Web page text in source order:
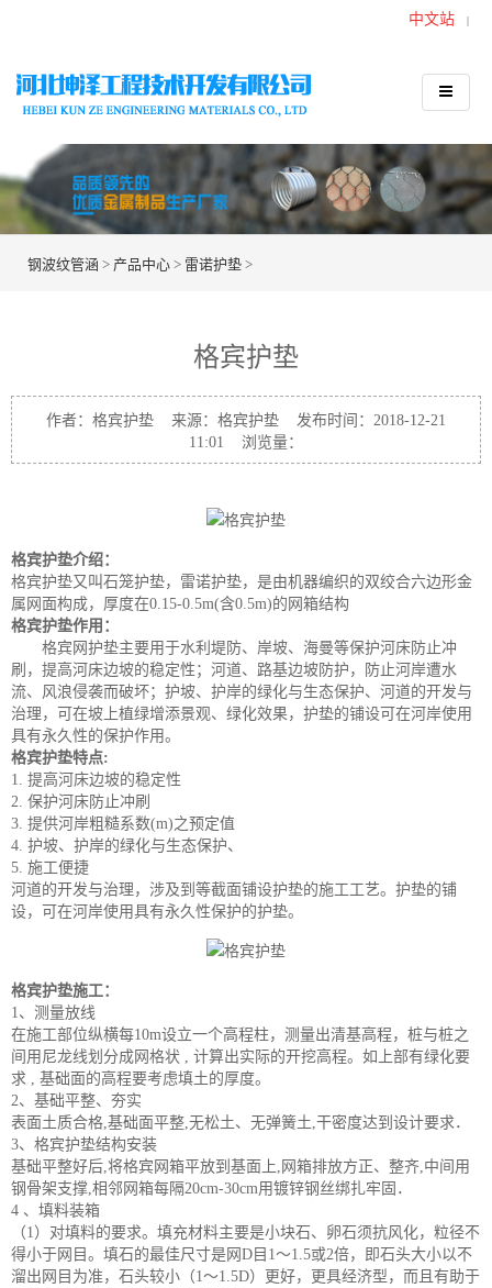
中文站 |
钢波纹管涵 > 产品中心 > 雷诺护垫 >
格宾护垫
作者：格宾护垫 来源：格宾护垫 发布时间：2018-12-21
11:01 浏览量：
格宾护垫介绍：
格宾护垫又叫石笼护垫，雷诺护垫，是由机器编织的双绞合六边形金
属网面构成，厚度在0.15-0.5m(含0.5m)的网箱结构
格宾护垫作用：
格宾网护垫主要用于水利堤防、岸坡、海曼等保护河床防止冲
刷，提高河床边坡的稳定性；河道、路基边坡防护，防止河岸遭水
流、风浪侵袭而破坏；护坡、护岸的绿化与生态保护、河道的开发与
治理，可在坡上植绿增添景观、绿化效果，护垫的铺设可在河岸使用
具有永久性的保护作用。
格宾护垫特点:
1. 提高河床边坡的稳定性
2. 保护河床防止冲刷
3. 提供河岸粗糙系数(m)之预定值
4. 护坡、护岸的绿化与生态保护、
5. 施工便捷
河道的开发与治理，涉及到等截面铺设护垫的施工工艺。护垫的铺
设，可在河岸使用具有永久性保护的护垫。
格宾护垫施工：
1、测量放线
在施工部位纵横每10m设立一个高程柱，测量出清基高程，桩与桩之
间用尼龙线划分成网格状 , 计算出实际的开挖高程。如上部有绿化要
求 , 基础面的高程要考虑填土的厚度。
2、基础平整、夯实
表面土质合格,基础面平整,无松土、无弹簧土,干密度达到设计要求．
3、格宾护垫结构安装
基础平整好后,将格宾网箱平放到基面上,网箱排放方正、整齐,中间用
钢骨架支撑,相邻网箱每隔20cm-30cm用镀锌钢丝绑扎牢固．
4 、填料装箱
（1）对填料的要求。填充材料主要是小块石、卵石须抗风化，粒径不
得小于网目。填石的最佳尺寸是网D目1～1.5或2倍，即石头大小以不
溜出网目为准，石头较小（1～1.5D）更好，更具经济型，而且有助于